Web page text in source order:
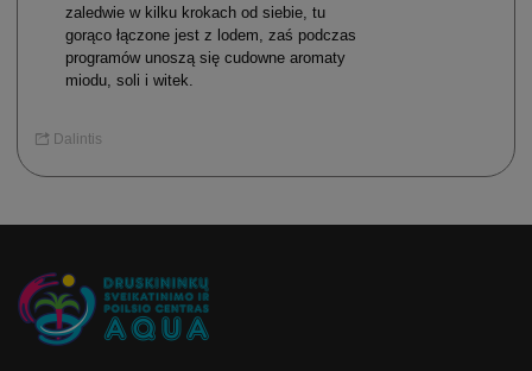
zaledwie w kilku krokach od siebie, tu
gorąco łączone jest z lodem, zaś podczas
programów unoszą się cudowne aromaty
miodu, soli i witek.
Dalintis